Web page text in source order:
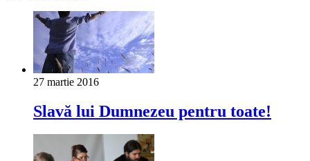
27 martie 2016
Slavă lui Dumnezeu pentru toate!